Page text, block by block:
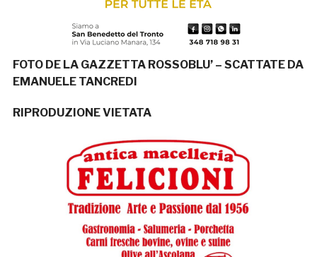
FOTO DE LA GAZZETTA ROSSOBLU’ – SCATTATE DA
EMANUELE TANCREDI
RIPRODUZIONE VIETATA